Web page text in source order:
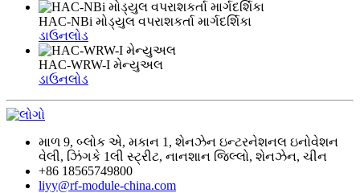
HAC-NBi મોડ્યુલ વપરાશકર્તા માર્ગદર્શિકા
ડાઉનલોડ
HAC-WRW-I મેન્યુઅલ
ડાઉનલોડ
માળ 9, બ્લોક એ, મકાન 1, શેનઝેન ઇન્ટરનેશનલ ઇનોવેશન
વેલી, ઝિંગકે 1લી સ્ટ્રીટ, નાનશાન જિલ્લો, શેનઝેન, ચીન
+86 18565749800
liyy@rf-module-china.com